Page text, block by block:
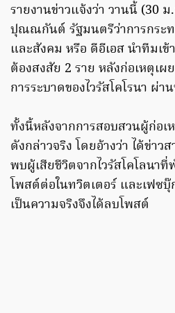
รายงานข่าวแจ้งว่า วานนี้ (30
ปุณณกันต์ รัฐมนตรีว่าการกระท
และสังคม หรือ ดีอีเอส นำทีมเ
ต้องสงสัย 2 ราย หลังก่อเหตุเ
การระบาดของไวรัสโคโรนา ผ่า
ทั้งนี้หลังจากการสอบสวนผู้ก่อเ
ดังกล่าวจริง โดยอ้างว่า ได้ข่าว
พบผู้เสียชีวิตจากไวรัสโคโลนา
โพสต์ต่อในทวิตเตอร์ และเฟซ
เป็นความจริงจึงได้ลบโพสต์